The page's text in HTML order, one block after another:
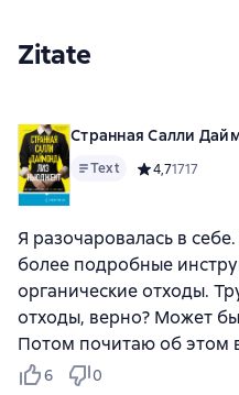
Zitate
Странная Салли
Text Средний
4,71717
Я разочаровалась в
более подробные
органические отходы.
отходы, верно? Может
Потом почитаю об этом
6 0